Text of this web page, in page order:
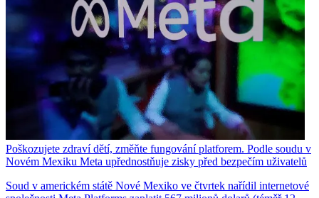
Poškozujete zdraví dětí, změňte fungování platforem. Podle soudu v
Novém Mexiku Meta upřednostňuje zisky před bezpečím uživatelů
Soud v americkém státě Nové Mexiko ve čtvrtek nařídil internetové